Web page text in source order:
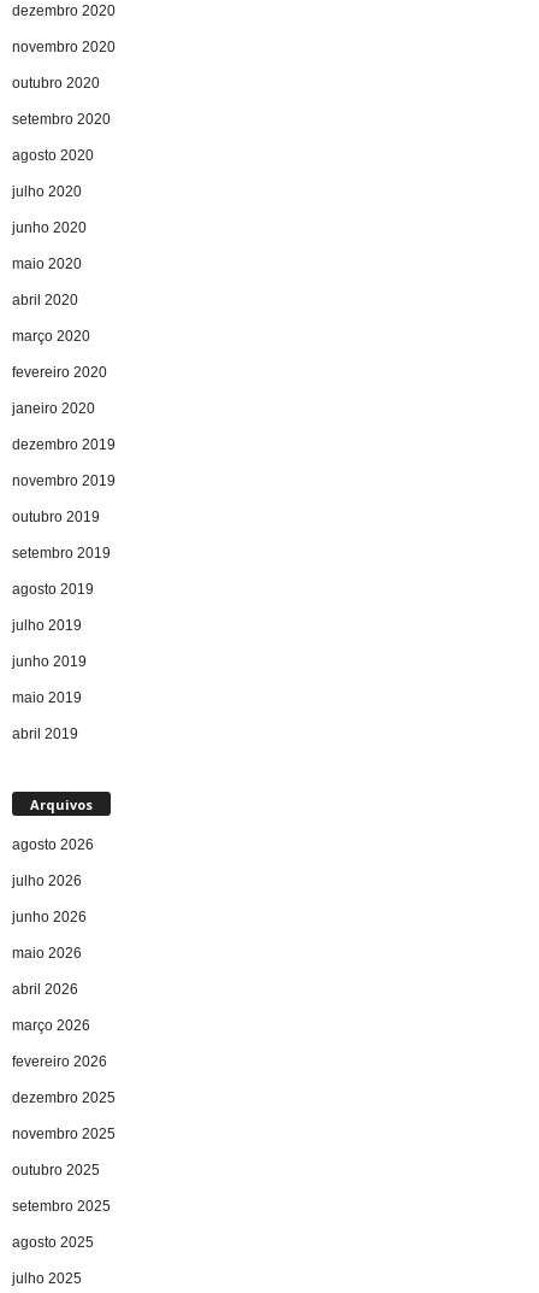
dezembro 2020
novembro 2020
outubro 2020
setembro 2020
agosto 2020
julho 2020
junho 2020
maio 2020
abril 2020
março 2020
fevereiro 2020
janeiro 2020
dezembro 2019
novembro 2019
outubro 2019
setembro 2019
agosto 2019
julho 2019
junho 2019
maio 2019
abril 2019
Arquivos
agosto 2026
julho 2026
junho 2026
maio 2026
abril 2026
março 2026
fevereiro 2026
dezembro 2025
novembro 2025
outubro 2025
setembro 2025
agosto 2025
julho 2025